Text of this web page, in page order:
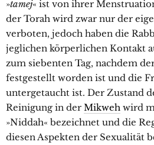
»tamej« ist von ihrer
der Torah wird zwar nur der
verboten, jedoch haben die
jeglichen körperlichen Kontakt
zum siebenten Tag, nachdem
festgestellt worden ist und die
untergetaucht ist. Der Zustand
Reinigung in der Mikweh wird
»Niddah« bezeichnet und die
diesen Aspekten der Sexualität